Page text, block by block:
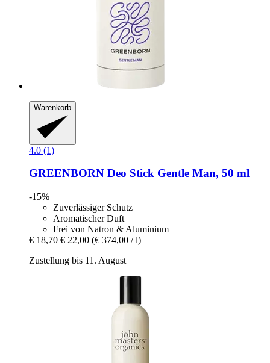
Warenkorb
4.0 (1)
GREENBORN Deo Stick Gentle Man, 50 ml
-15%
Zuverlässiger Schutz
Aromatischer Duft
Frei von Natron & Aluminium
€ 18,70 € 22,00 (€ 374,00 / l)
Zustellung bis 11. August